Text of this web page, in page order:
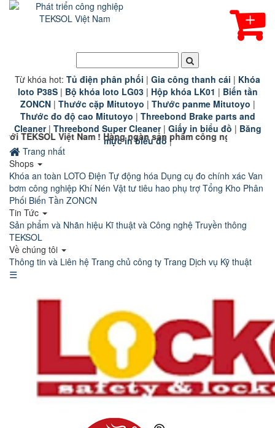
Từ khóa hot: Tủ điện phân phối | Gia công thanh cái | Khóa
loto P38S| Bộ khóa loto LG03| Hộp khóa LK01 | Biến tần
ZONCN| Thước cặp Mitutoyo | Thước panme Mitutoyo |
Thước đo độ cao Mitutoyo | Threebond Brake parts and
Cleaner| Threebond Super Cleaner| Giấy in biểu đồ | Băng
mực in biểu đồ |
Nam ! Hàng ngàn sản phẩm công nghiệp chính hãng chất
Trang nhất
Shops
Khóa an toàn LOTO Điện Tự động hóa Dụng cụ đo chính xác Van
bơm công nghiệp Khí Nén Vật tư tiêu hao phụ trợ Tổng Kho Phân
Phối Biến Tần ZONCN
Tin Tức
Sản phẩm và Nhãn hiệu Kĩ thuật và Công nghệ Truyền thông
TEKSOL
Về chúng tôi
Thông tin và Liên hệ Trang chủ công ty Trang Dịch vụ Kỹ thuật
☰